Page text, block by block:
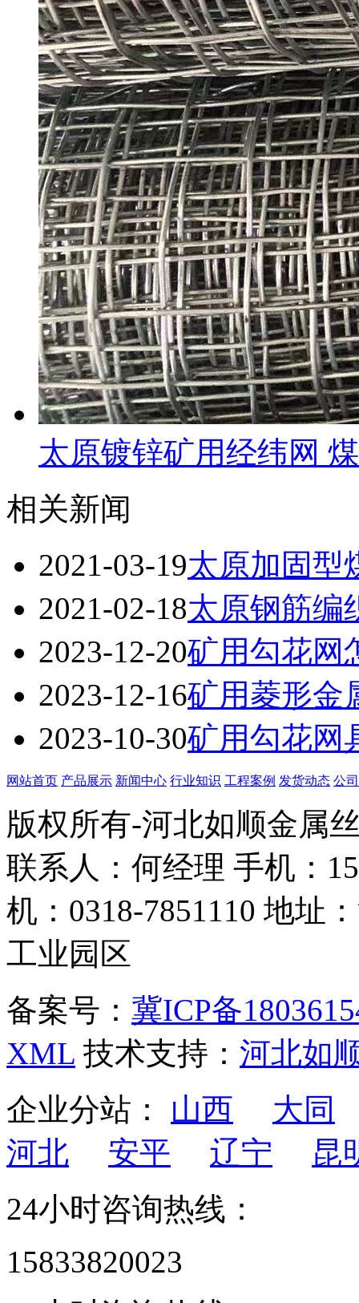
太原镀锌矿用经纬网
相关新闻
2021-03-19太原加固型
2021-02-18太原钢筋编
2023-12-20矿用勾花网
2023-12-16矿用菱形金
2023-10-30矿用勾花网
网站首页 产品展示 新闻中心 行业知识 工程案例 发货动态 公
版权所有-河北如顺金属
联系人：何经理 手机：
机：0318-7851110 地址
工业园区
备案号： 冀ICP备
XML 技术支持： 河北如
企业分站： 山西
大同
河北
安平 辽宁
昆
24小时咨询热线：
15833820023